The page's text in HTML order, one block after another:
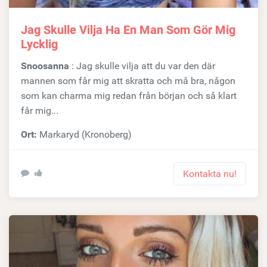
Jag Skulle Vilja Ha En Man Som Gör Mig
Lycklig
Snoosanna : Jag skulle vilja att du var den där
mannen som får mig att skratta och må bra, någon
som kan charma mig redan från början och så klart
får mig...
Ort: Markaryd (Kronoberg)
Kontakta nu!